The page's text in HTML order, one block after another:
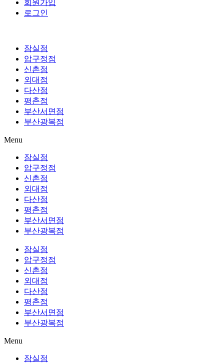
회원가입
로그인
잠실점
압구정점
신촌점
외대점
다산점
평촌점
부산서면점
부산광복점
Menu
잠실점
압구정점
신촌점
외대점
다산점
평촌점
부산서면점
부산광복점
잠실점
압구정점
신촌점
외대점
다산점
평촌점
부산서면점
부산광복점
Menu
잠실점